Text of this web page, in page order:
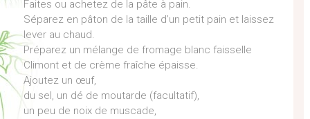
Faites ou achetez de la pâte à pain.
Séparez en pâton de la taille d’un petit pain et laissez
lever au chaud.
Préparez un mélange de fromage blanc faisselle
Climont et de crème fraîche épaisse.
Ajoutez un œuf,
du sel, un dé de moutarde (facultatif),
un peu de noix de muscade,